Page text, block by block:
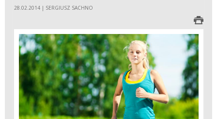
28.02.2014 | SERGIUSZ SACHNO